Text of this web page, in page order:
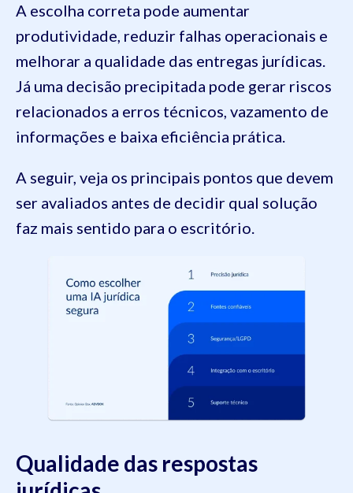
A escolha correta pode aumentar
produtividade, reduzir falhas operacionais e
melhorar a qualidade das entregas jurídicas.
Já uma decisão precipitada pode gerar riscos
relacionados a erros técnicos, vazamento de
informações e baixa eficiência prática.
A seguir, veja os principais pontos que devem
ser avaliados antes de decidir qual solução
faz mais sentido para o escritório.
Qualidade das respostas